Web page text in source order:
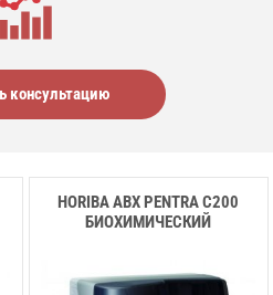
консультацию
HORIBA ABX PENTRA C200
БИОХИМИЧЕСКИЙ